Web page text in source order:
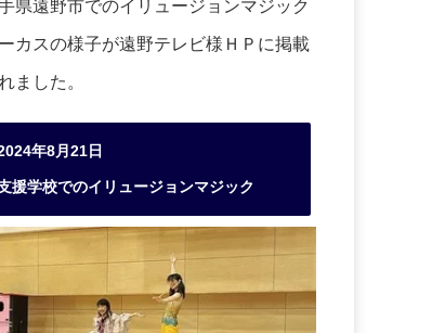
県遠野市でのイリュージョンマジック
カスの様子が遠野テレビ様ＨＰに掲載
ました。
年8月21日
援学校でのイリュージョンマジック